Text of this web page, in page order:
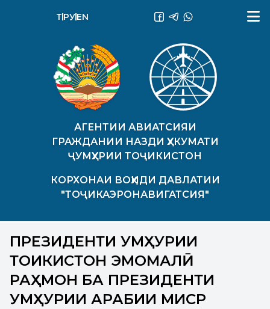
АГЕНТИИ АВИАТСИЯИ
ГРАЖДАНИИ НАЗДИ ҲУКУМАТИ
ҶУМҲУРИИ ТОҶИКИСТОН
КОРХОНАИ ВОҲИДИ ДАВЛАТИИ
"ТОҶИКАЭРОНАВИГАТСИЯ"
ТҶ РУEN
ПРЕЗИДЕНТИ ҶУМҲУРИИ
ТОҶИКИСТОН ЭМОМАЛӢ
РАҲМОН БА ПРЕЗИДЕНТИ
ҶУМҲУРИИ АРАБИИ МИСР